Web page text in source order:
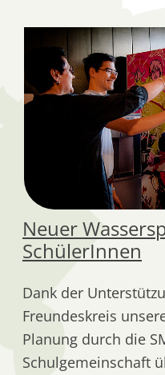
Neuer
SchülerInnen
Dank der
Freundeskreis
Planung durch die
Schulgemeinschaft